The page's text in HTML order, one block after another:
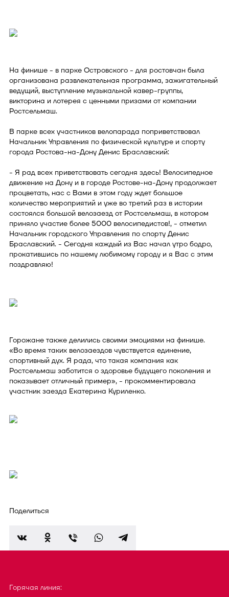
На финише - в парке Островского - для ростовчан была
организована развлекательная программа, зажигательный
ведущий, выступление музыкальной кавер-группы,
викторина и лотерея с ценными призами от компании
Ростсельмаш.
В парке всех участников велопарада поприветствовал
Начальник Управления по физической культуре и спорту
города Ростова-на-Дону Денис Браславский:
- Я рад всех приветствовать сегодня здесь! Велосипедное
движение на Дону и в городе Ростове-на-Дону продолжает
процветать, нас с Вами в этом году ждет большое
количество мероприятий и уже во третий раз в истории
состоялся большой велозаезд от Ростсельмаш, в котором
приняло участие более 5000 велосипедистов!, - отметил
Начальник городского Управления по спорту Денис
Браславский. - Сегодня каждый из Вас начал утро бодро,
прокатившись по нашему любимому городу и я Вас с этим
поздравляю!
Горожане также делились своими эмоциями на финише.
«Во время таких велозаездов чувствуется единение,
спортивный дух. Я рада, что такая компания как
Ростсельмаш заботится о здоровье будущего поколения и
показывает отличный пример», - прокомментировала
участник заезда Екатерина Куриленко.
Поделиться
Горячая линия: